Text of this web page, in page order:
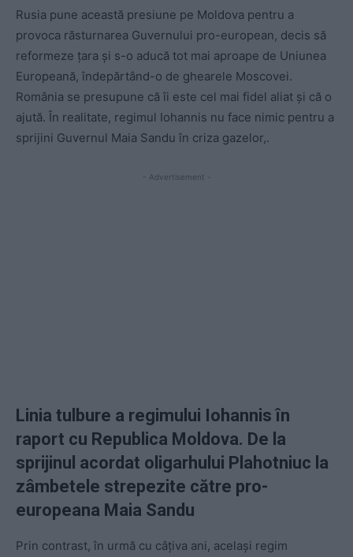
Rusia pune această presiune pe Moldova pentru a
provoca răsturnarea Guvernului pro-european, decis să
reformeze țara și s-o aducă tot mai aproape de Uniunea
Europeană, îndepărtând-o de ghearele Moscovei.
România se presupune că îi este cel mai fidel aliat și că o
ajută. În realitate, regimul Iohannis nu face nimic pentru a
sprijini Guvernul Maia Sandu în criza gazelor,.
- Advertisement -
Linia tulbure a regimului Iohannis în
raport cu Republica Moldova. De la
sprijinul acordat oligarhului Plahotniuc la
zâmbetele strepezite către pro-
europeana Maia Sandu
Prin contrast, în urmă cu câțiva ani, același regim